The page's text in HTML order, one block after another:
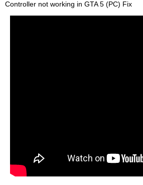
Controller not working in GTA 5 (PC) Fix